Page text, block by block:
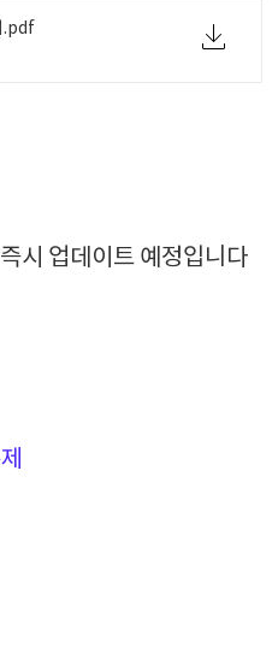
.pdf
시 업데이트 예정입니다